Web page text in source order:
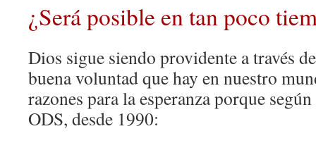
¿Será posible en tan poco
Dios sigue siendo providente a través
buena voluntad que hay en nuestro
razones para la esperanza porque
ODS, desde 1990: